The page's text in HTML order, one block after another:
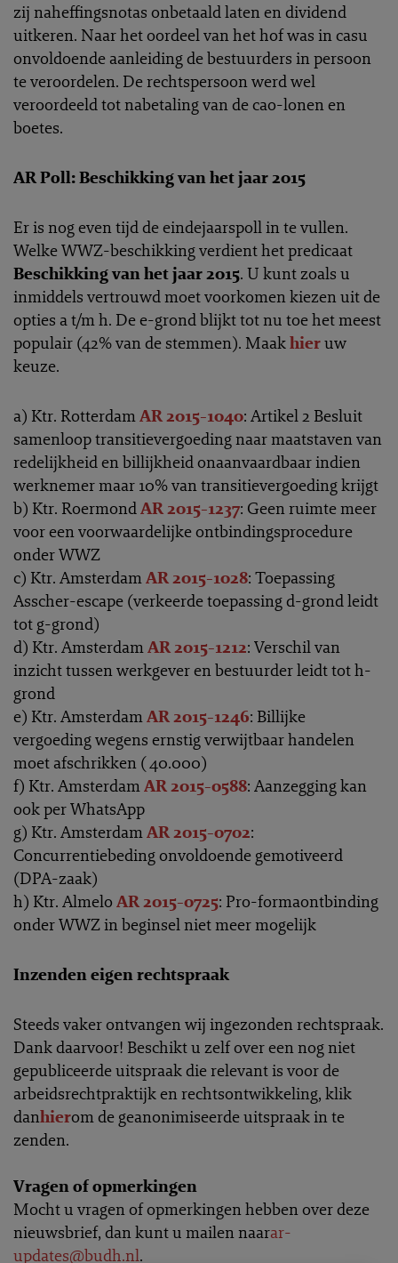
zij naheffingsnotas onbetaald laten en dividend
uitkeren. Naar het oordeel van het hof was in casu
onvoldoende aanleiding de bestuurders in persoon
te veroordelen. De rechtspersoon werd wel
veroordeeld tot nabetaling van de cao-lonen en
boetes.
AR Poll: Beschikking van het jaar 2015
Er is nog even tijd de eindejaarspoll in te vullen.
Welke WWZ-beschikking verdient het predicaat
Beschikking van het jaar 2015. U kunt zoals u
inmiddels vertrouwd moet voorkomen kiezen uit de
opties a t/m h. De e-grond blijkt tot nu toe het meest
populair (42% van de stemmen). Maakhieruw
keuze.
a) Ktr. RotterdamAR 2015-1040: Artikel 2 Besluit
samenloop transitievergoeding naar maatstaven van
redelijkheid en billijkheid onaanvaardbaar indien
werknemer maar 10% van transitievergoeding krijgt
b) Ktr. RoermondAR 2015-1237: Geen ruimte meer
voor een voorwaardelijke ontbindingsprocedure
onder WWZ
c) Ktr. AmsterdamAR 2015-1028: Toepassing
Asscher-escape (verkeerde toepassing d-grond leidt
tot g-grond)
d) Ktr. AmsterdamAR 2015-1212: Verschil van
inzicht tussen werkgever en bestuurder leidt tot h-
grond
e) Ktr. AmsterdamAR 2015-1246: Billijke
vergoeding wegens ernstig verwijtbaar handelen
moet afschrikken ( 40.000)
f) Ktr. AmsterdamAR 2015-0588: Aanzegging kan
ook per WhatsApp
g) Ktr. AmsterdamAR 2015-0702:
Concurrentiebeding onvoldoende gemotiveerd
(DPA-zaak)
h) Ktr. Almelo AR 2015-0725: Pro-formaontbinding
onder WWZ in beginsel niet meer mogelijk
Inzenden eigen rechtspraak
Steeds vaker ontvangen wij ingezonden rechtspraak.
Dank daarvoor! Beschikt u zelf over een nog niet
gepubliceerde uitspraak die relevant is voor de
arbeidsrechtpraktijk en rechtsontwikkeling, klik
danhierom de geanonimiseerde uitspraak in te
zenden.
Vragen of opmerkingen
Mocht u vragen of opmerkingen hebben over deze
nieuwsbrief, dan kunt u mailen naarar-
updates@budh.nl.